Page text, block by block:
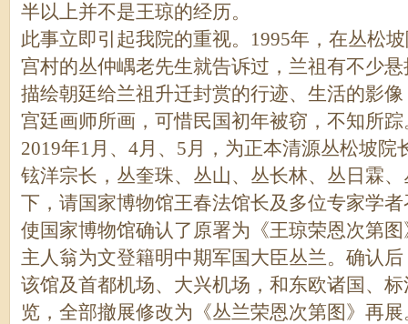
半以上并不是王琼的经历。
此事立即引起我院的重视。1995年，在丛松
宫村的丛仲嵎老先生就告诉过，兰祖有不少
描绘朝廷给兰祖升迁封赏的行迹、生活的影
宫廷画师所画，可惜民国初年被窃，不知所踪
2019年1月、4月、5月，为正本清源丛松坡
铉洋宗长，丛奎珠、丛山、丛长林、丛日霖
下，请国家博物馆王春法馆长及多位专家学
使国家博物馆确认了原署为《王琼荣恩次第
主人翁为文登籍明中期军国大臣丛兰。确认
该馆及首都机场、大兴机场，和东欧诸国、
览，全部撤展修改为《丛兰荣恩次第图》再展